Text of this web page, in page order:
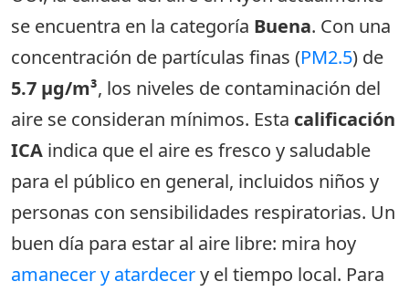
se encuentra en la categoría Buena. Con una
concentración de partículas finas (PM2.5) de
5.7 µg/m³, los niveles de contaminación del
aire se consideran mínimos. Esta calificación
ICA indica que el aire es fresco y saludable
para el público en general, incluidos niños y
personas con sensibilidades respiratorias. Un
buen día para estar al aire libre: mira hoy
amanecer y atardecery el tiempo local. Para